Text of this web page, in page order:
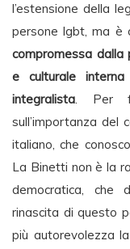
l’estensione della
persone lgbt, ma è
compromessa dalla
e culturale
integralista. Per
sull’importanza del
italiano, che
La Binetti non è la
democratica, che
rinascita di questo
più autorevolezza